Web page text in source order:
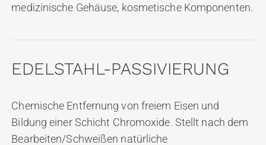
medizinische Gehäuse, kosmetische Komponenten.
EDELSTAHL-PASSIVIERUNG
Chemische Entfernung von freiem Eisen und
Bildung einer Schicht Chromoxide. Stellt nach dem
Bearbeiten/Schweißen natürliche